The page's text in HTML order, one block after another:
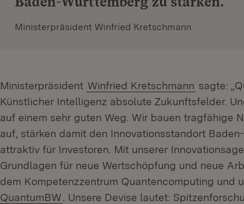
Ministerpräsident Winfried Kretschmann
Ministerpräsident Winfried Kretschmann sagte:
Künstlicher Intelligenz absolute Zukunftsfelder.
auf einem sehr guten Weg. Wir bauen tragfähige
auf, stärken damit den Innovationsstandort
attraktiv für Investoren. Mit unserer
Grundlagen für neue Wertschöpfung und neue
dem Kompetenzzentrum Quantencomputing und
QuantumBW (Öffnet in neuem Fenster)
. Unsere Devise lautet: